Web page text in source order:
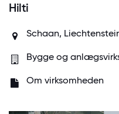
Hilti
Schaan,
Bygge og
Om virksomheden